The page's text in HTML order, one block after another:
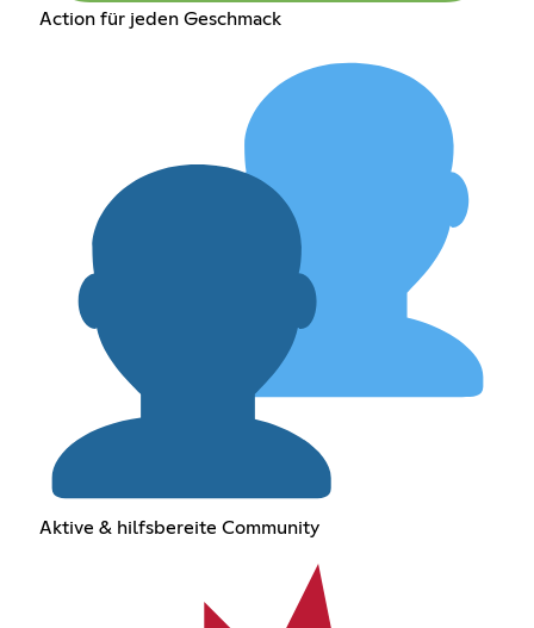
Action für jeden Geschmack
Aktive & hilfsbereite Community